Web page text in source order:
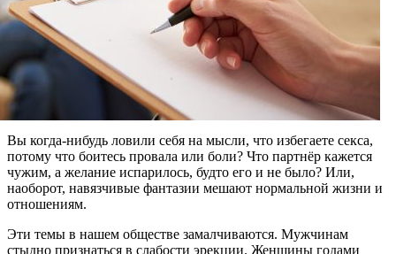
Вы когда‑нибудь ловили себя на мысли, что избегаете секса,
потому что боитесь провала или боли? Что партнёр кажется
чужим, а желание испарилось, будто его и не было? Или,
наоборот, навязчивые фантазии мешают нормальной жизни и
отношениям.
Эти темы в нашем обществе замалчиваются. Мужчинам
стыдно признаться в слабости эрекции. Женщины годами